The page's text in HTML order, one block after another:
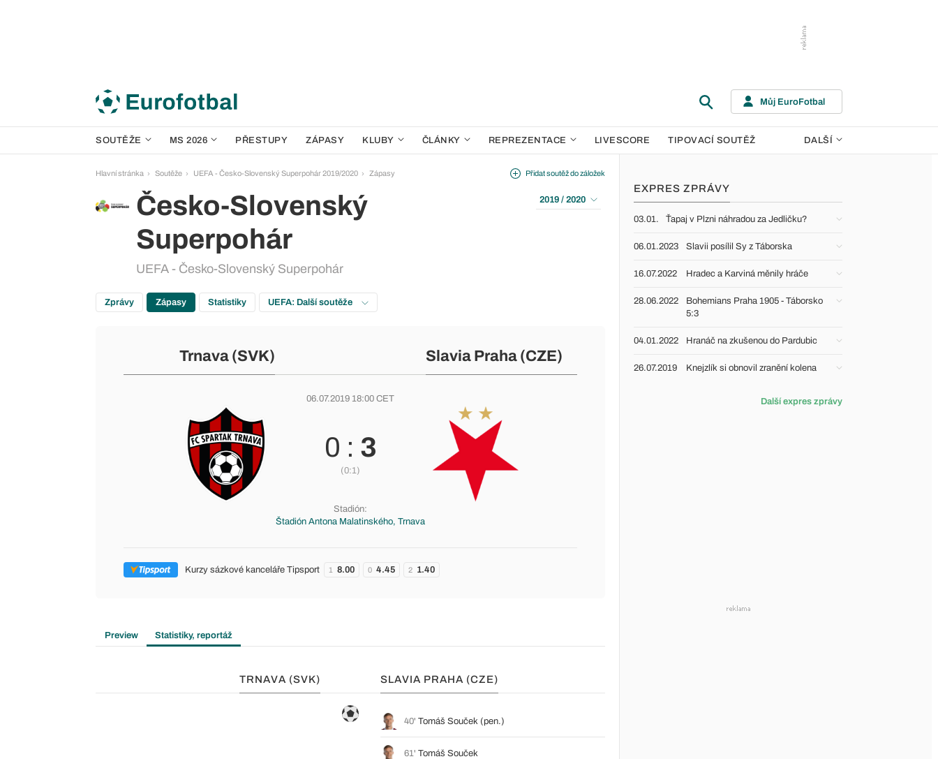
Můj EuroFotbal
SOUTĚŽE MS 2026 PŘESTUPY ZÁPASY KLUBY ČLÁNKY REPREZENTACE LIVESCORE TIPOVACÍ SOUTĚŽ DALŠÍ
Hlavní stránka Soutěže UEFA - Česko-Slovenský Superpohár 2019/2020 Zápasy
Česko-Slovenský
Superpohár
UEFA - Česko-Slovenský Superpohár
Přidat soutěž do záložek
2019 / 2020
Zprávy Zápasy Statistiky UEFA: Další soutěže
Trnava (SVK) Slavia Praha (CZE)
06.07.2019 18:00 CET
0 : 3
(0:1)
Stadión:
Štadión Antona Malatinského, Trnava
Kurzy sázkové kanceláře Tipsport 1 8.00 0 4.45 2 1.40
Preview Statistiky, reportáž
TRNAVA (SVK) SLAVIA PRAHA (CZE)
40' Tomáš Souček (pen.)
61' Tomáš Souček
EXPRES ZPRÁVY
03.01. Ťapaj v Plzni náhradou za Jedličku?
06.01.2023 Slavii posílil Sy z Táborska
16.07.2022 Hradec a Karviná měnily hráče
28.06.2022
Bohemians Praha 1905 - Táborsko
5:3
04.01.2022 Hranáč na zkušenou do Pardubic
26.07.2019 Knejzlík si obnovil zranění kolena
Další expres zprávy